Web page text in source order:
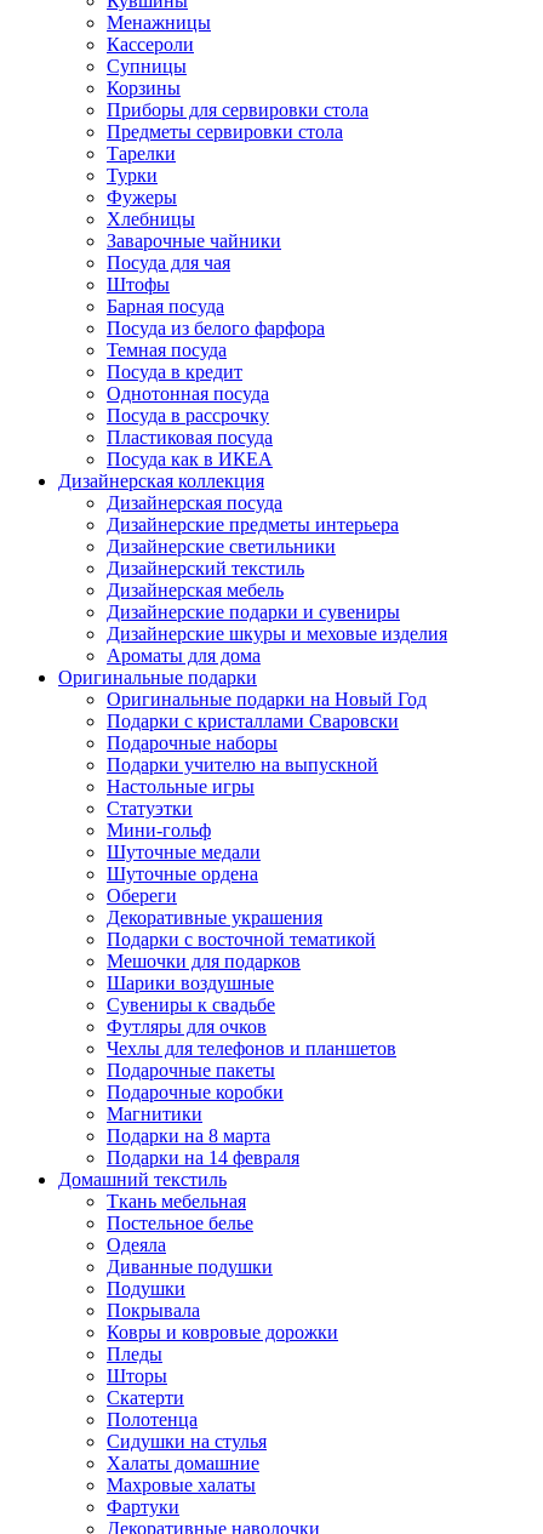
Менажницы
Кассероли
Супницы
Корзины
Приборы для сервировки стола
Предметы сервировки стола
Тарелки
Турки
Фужеры
Хлебницы
Заварочные чайники
Посуда для чая
Штофы
Барная посуда
Посуда из белого фарфора
Темная посуда
Посуда в кредит
Однотонная посуда
Посуда в рассрочку
Пластиковая посуда
Посуда как в ИКЕА
Дизайнерская коллекция
Дизайнерская посуда
Дизайнерские предметы интерьера
Дизайнерские светильники
Дизайнерский текстиль
Дизайнерская мебель
Дизайнерские подарки и сувениры
Дизайнерские шкуры и меховые изделия
Ароматы для дома
Оригинальные подарки
Оригинальные подарки на Новый Год
Подарки с кристаллами Сваровски
Подарочные наборы
Подарки учителю на выпускной
Настольные игры
Статуэтки
Мини-гольф
Шуточные медали
Шуточные ордена
Обереги
Декоративные украшения
Подарки с восточной тематикой
Мешочки для подарков
Шарики воздушные
Сувениры к свадьбе
Футляры для очков
Чехлы для телефонов и планшетов
Подарочные пакеты
Подарочные коробки
Магнитики
Подарки на 8 марта
Подарки на 14 февраля
Домашний текстиль
Ткань мебельная
Постельное белье
Одеяла
Диванные подушки
Подушки
Покрывала
Ковры и ковровые дорожки
Пледы
Шторы
Скатерти
Полотенца
Сидушки на стулья
Халаты домашние
Махровые халаты
Фартуки
Декоративные наволочки